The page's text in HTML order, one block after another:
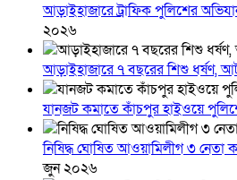
আড়াইহাজারে ট্রাফিক পুলিশের
২০২৬
আড়াইহাজারে ৭ বছরের শিশু ধর্ষণ,
যানজট কমাতে কাঁচপুর হাইওয়ে
নিষিদ্ধ ঘোষিত আওয়ামিলীগ ৩ নেতা
জুন ২০২৬